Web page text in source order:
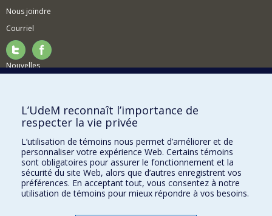
Nous joindre
Courriel
Nouvelles
Comment soutenir le Département?
BESOIN D'AIDE?
Plan du site
Signaler une erreur
Accessibilité
FACULTÉ DES ARTS ET DES SCIENCES
L’UdeM reconnaît l’importance de
respecter la vie privée
L’utilisation de témoins nous permet d’améliorer et de
personnaliser votre expérience Web. Certains témoins
sont obligatoires pour assurer le fonctionnement et la
sécurité du site Web, alors que d’autres enregistrent vos
préférences. En acceptant tout, vous consentez à notre
utilisation de témoins pour mieux répondre à vos besoins.